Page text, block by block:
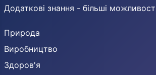
Додаткові знання - більші
Природа
Виробництво
Здоров'я